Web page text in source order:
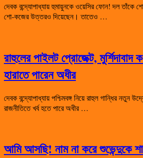
দেবক বন্দ্যোপাধ্যায় হুমায়ুনকে ওয়েসির ফোন! দল তাঁকে
শো-কজের উত্তরও দিয়েছেন। তাতেও …
রাহুলের পাইলট প্রোজেক্ট,
হারাতে পারেন অধীর
দেবক বন্দ্যোপাধ্যায় পশ্চিমবঙ্গ নিয়ে রাহুল গান্ধির নতুন
রাজনীতিতে খর্ব হতে পারে অধীর …
আমি আসছি! নাম না করে শুভেন্দুকে